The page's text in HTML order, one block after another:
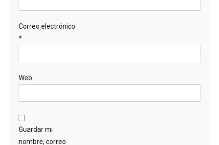
Correo electrónico
*
Web
Guardar mi
nombre, correo